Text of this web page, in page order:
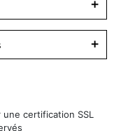
certification SSL